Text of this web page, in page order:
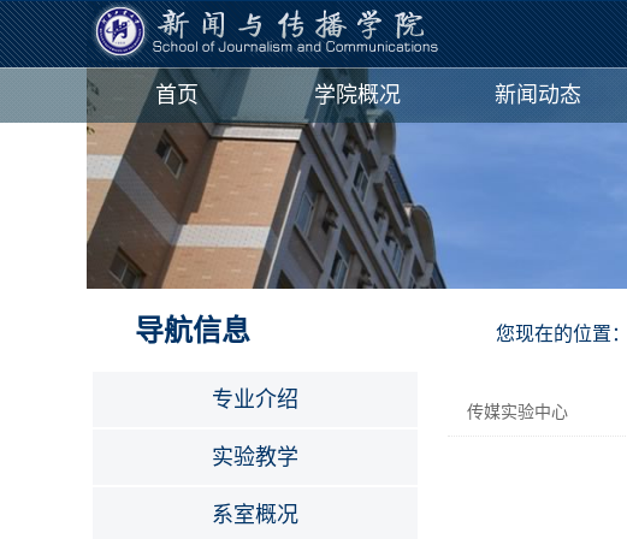
首页 学院概况 新闻动态
导航信息
专业介绍
实验教学
系室概况
您现在的位置：
传媒实验中心